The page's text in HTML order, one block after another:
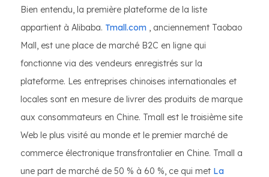
Bien entendu, la première plateforme de la liste
appartient à Alibaba. Tmall.com , anciennement Taobao
Mall, est une place de marché B2C en ligne qui
fonctionne via des vendeurs enregistrés sur la
plateforme. Les entreprises chinoises internationales et
locales sont en mesure de livrer des produits de marque
aux consommateurs en Chine. Tmall est le troisième site
Web le plus visité au monde et le premier marché de
commerce électronique transfrontalier en Chine. Tmall a
une part de marché de 50 % à 60 %, ce qui met La